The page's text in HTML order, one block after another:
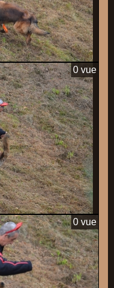
0 vue
0 vue